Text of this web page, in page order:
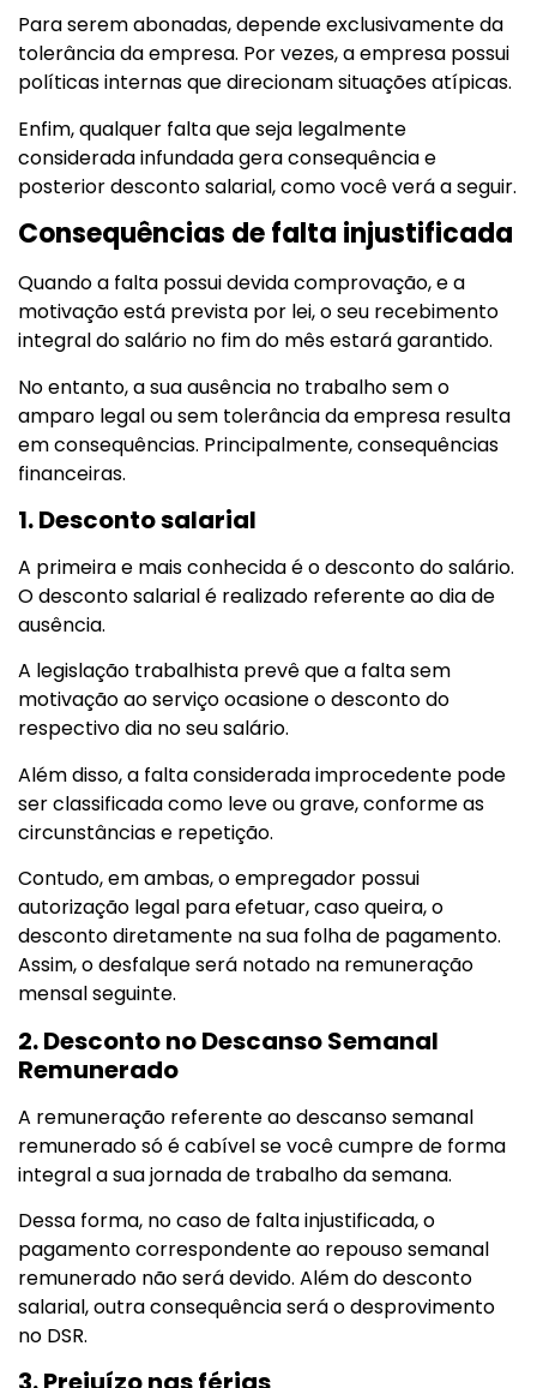
Para serem abonadas, depende exclusivamente da
tolerância da empresa. Por vezes, a empresa possui
políticas internas que direcionam situações atípicas.
Enfim, qualquer falta que seja legalmente
considerada infundada gera consequência e
posterior desconto salarial, como você verá a seguir.
Consequências de falta injustificada
Quando a falta possui devida comprovação, e a
motivação está prevista por lei, o seu recebimento
integral do salário no fim do mês estará garantido.
No entanto, a sua ausência no trabalho sem o
amparo legal ou sem tolerância da empresa resulta
em consequências. Principalmente, consequências
financeiras.
1. Desconto salarial
A primeira e mais conhecida é o desconto do salário.
O desconto salarial é realizado referente ao dia de
ausência.
A legislação trabalhista prevê que a falta sem
motivação ao serviço ocasione o desconto do
respectivo dia no seu salário.
Além disso, a falta considerada improcedente pode
ser classificada como leve ou grave, conforme as
circunstâncias e repetição.
Contudo, em ambas, o empregador possui
autorização legal para efetuar, caso queira, o
desconto diretamente na sua folha de pagamento.
Assim, o desfalque será notado na remuneração
mensal seguinte.
2. Desconto no Descanso Semanal
Remunerado
A remuneração referente ao descanso semanal
remunerado só é cabível se você cumpre de forma
integral a sua jornada de trabalho da semana.
Dessa forma, no caso de falta injustificada, o
pagamento correspondente ao repouso semanal
remunerado não será devido. Além do desconto
salarial, outra consequência será o desprovimento
no DSR.